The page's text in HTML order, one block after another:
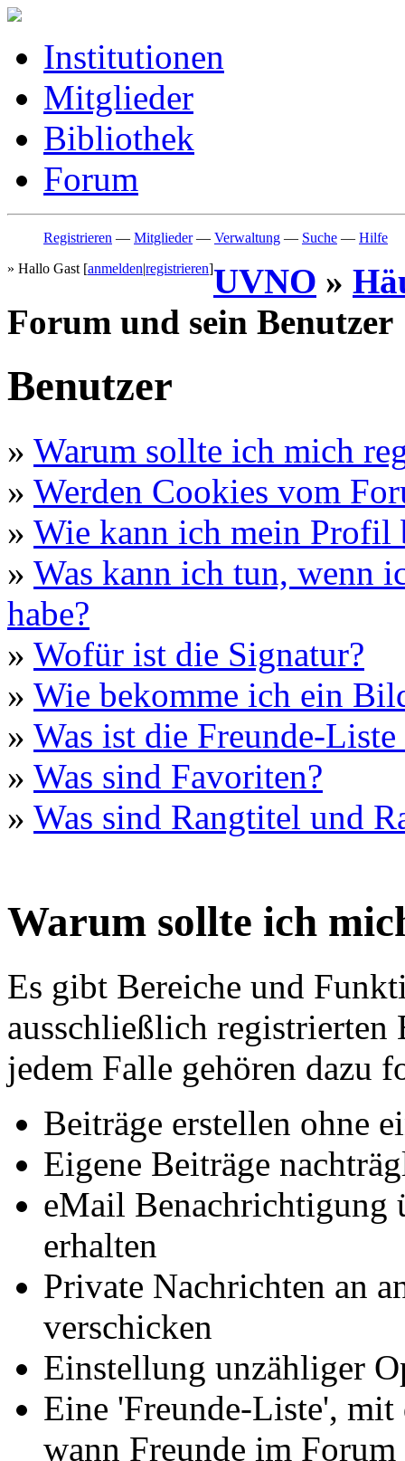
Institutionen
Mitglieder
Bibliothek
Forum
Registrieren — Mitglieder— Verwaltung — Suche — Hilfe
» Hallo Gast [anmelden|registrieren]UVNO »
Forum und sein Benutzer
Benutzer
» Warum sollte ich mich
» Werden Cookies vom
» Wie kann ich mein Profil
» Was kann ich tun, wenn
habe?
» Wofür ist die Signatur?
» Wie bekomme ich ein
» Was ist die Freunde-
» Was sind Favoriten?
» Was sind Rangtitel und
Warum sollte ich
Es gibt Bereiche und
ausschließlich
jedem Falle gehören dazu
Beiträge erstellen ohne
Eigene Beiträge
eMail Benachrichtigung
erhalten
Private Nachrichten an
verschicken
Einstellung unzähliger
Eine 'Freunde-Liste', mit
wann Freunde im